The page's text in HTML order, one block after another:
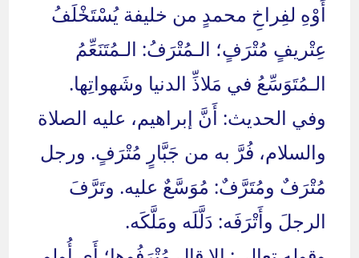
أَوْهِ لفِراخِ محمدٍ من خليفة يُسْتَخْلَفُ
عِتْريفٍ مُتْرَفٍ؛ الـمُتْرَفُ: الـمُتَنَعِّمُ
الـمُتَوَسِّعُ في مَلاذِّ الدنيا وشَهواتِها.
وفي الحديث: أَنَّ إبراهيم، عليه الصلاة
والسلام، فُرَّ به من جَبَّارٍ مُتْرَفٍ. ورجل
مُتْرَفٌ ومُتَرَّفٌ: مُوَسَّعٌ عليه. وتَرَّفَ
الرجلَ وأَتْرَفَه: دَلَّلَه ومَلَّكَه.